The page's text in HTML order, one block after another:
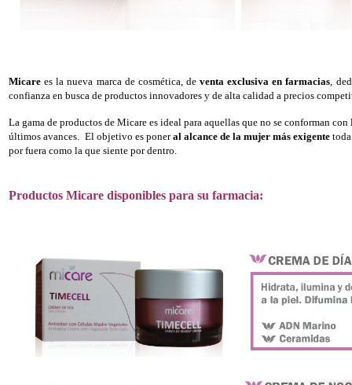
Micare es la nueva marca de cosmética, de venta exclusiva en farmacias,
confianza en busca de productos innovadores y de alta calidad a precios
La gama de productos de Micare es ideal para aquellas que no se conforman
últimos avances. El objetivo es poneral alcance de la mujer más exigente
por fuera como la que siente por dentro.
Productos Micare disponibles para su farmacia: